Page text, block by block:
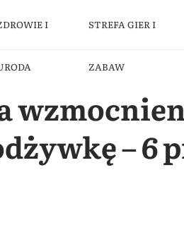
I STREFA GIER I
ZABAW
– 6